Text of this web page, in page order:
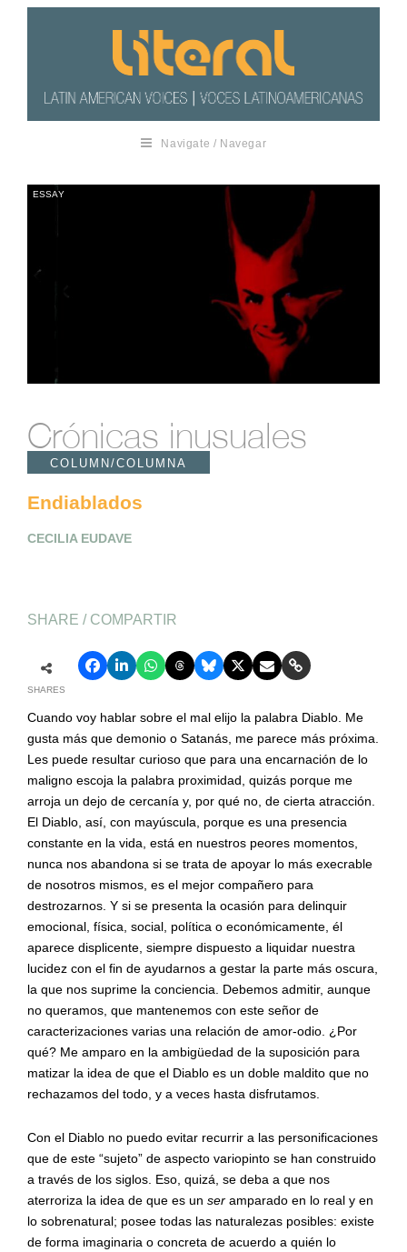
Navigate / Navegar
ESSAY
Crónicas inusuales
COLUMN/COLUMNA
Endiablados
CECILIA EUDAVE
SHARE / COMPARTIR
SHARES
Cuando voy hablar sobre el mal elijo la palabra Diablo. Me
gusta más que demonio o Satanás, me parece más próxima.
Les puede resultar curioso que para una encarnación de lo
maligno escoja la palabra proximidad, quizás porque me
arroja un dejo de cercanía y, por qué no, de cierta atracción.
El Diablo, así, con mayúscula, porque es una presencia
constante en la vida, está en nuestros peores momentos,
nunca nos abandona si se trata de apoyar lo más execrable
de nosotros mismos, es el mejor compañero para
destrozarnos. Y si se presenta la ocasión para delinquir
emocional, física, social, política o económicamente, él
aparece displicente, siempre dispuesto a liquidar nuestra
lucidez con el fin de ayudarnos a gestar la parte más oscura,
la que nos suprime la conciencia. Debemos admitir, aunque
no queramos, que mantenemos con este señor de
caracterizaciones varias una relación de amor-odio. ¿Por
qué? Me amparo en la ambigüedad de la suposición para
matizar la idea de que el Diablo es un doble maldito que no
rechazamos del todo, y a veces hasta disfrutamos.
Con el Diablo no puedo evitar recurrir a las personificaciones
que de este “sujeto” de aspecto variopinto se han construido
a través de los siglos. Eso, quizá, se deba a que nos
aterroriza la idea de que es un seramparado en lo real y en
lo sobrenatural; posee todas las naturalezas posibles: existe
de forma imaginaria o concreta de acuerdo a quién lo